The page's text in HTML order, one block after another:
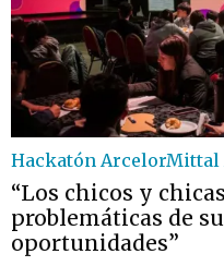
Hackatón ArcelorMittal
“Los chicos y
problemáticas de
oportunidades”